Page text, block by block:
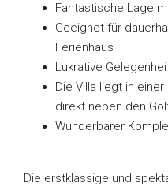
Fantastische Lage
Geeignet für
Ferienhaus
Lukrative
Die Villa liegt in
direkt neben den
Wunderbarer
Die erstklassige und